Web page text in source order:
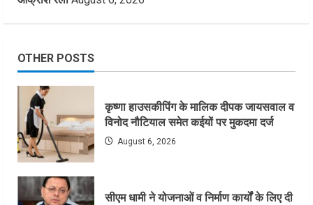
OTHER POSTS
कृष्णा हाउसकीपिंग के मालिक दीपक जायसवाल व
विनोद नौटियाल समेत कईयों पर मुकदमा दर्ज
August 6, 2026
सीएम धामी ने योजनाओं व निर्माण कार्यों के लिए दी